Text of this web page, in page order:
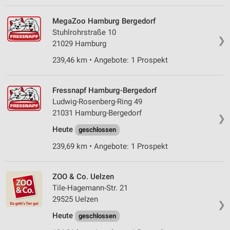
❯
MegaZoo Hamburg Bergedorf
Stuhlrohrstraße 10
21029 Hamburg
239,46 km • Angebote: 1 Prospekt
❯
Fressnapf Hamburg-Bergedorf
Ludwig-Rosenberg-Ring 49
21031 Hamburg-Bergedorf
Heute
geschlossen
239,69 km • Angebote: 1 Prospekt
❯
ZOO & Co. Uelzen
Tile-Hagemann-Str. 21
29525 Uelzen
Heute
geschlossen
Erstellung von Profilen zur Personalisierung
von Inhalten
Verwendung von Profilen zur Auswahl
Messung der Werbeleistung
Messung der Performance von Inhalten
Analyse von Zielgruppen durch Statistiken oder
Verwendung reduzierter Daten zur Auswahl von
Inhalten
IAB-Besonderheiten: